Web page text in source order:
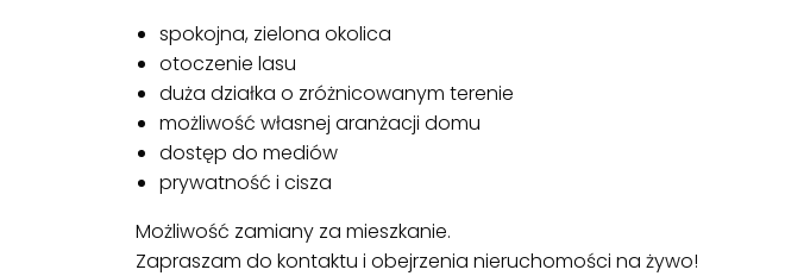
spokojna, zielona okolica
otoczenie lasu
duża działka o zróżnicowanym terenie
możliwość własnej aranżacji domu
dostęp do mediów
prywatność i cisza
Możliwość zamiany za mieszkanie.
Zapraszam do kontaktu i obejrzenia nieruchomości na żywo!